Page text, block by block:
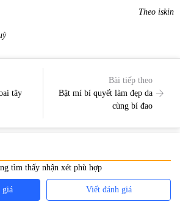
Theo iskin
tây
Bài tiếp theo
Bật mí bí quyết làm đẹp da
cùng bí đao
tìm thấy nhận xét phù hợp
giá Viết đánh giá